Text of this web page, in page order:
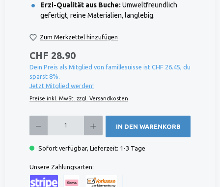
Erzi-Qualität aus Buche: Umweltfreundlich
gefertigt, reine Materialien, langlebig.
Zum Merkzettel hinzufügen
CHF 28.90
Dein Preis als Mitglied von famillesuisse ist CHF 26.45, du
sparst 8%.
Jetzt Mitglied werden!
Preise inkl. MwSt. zzgl. Versandkosten
IN DEN WARENKORB
Sofort verfügbar, Lieferzeit: 1-3 Tage
Unsere Zahlungsarten: